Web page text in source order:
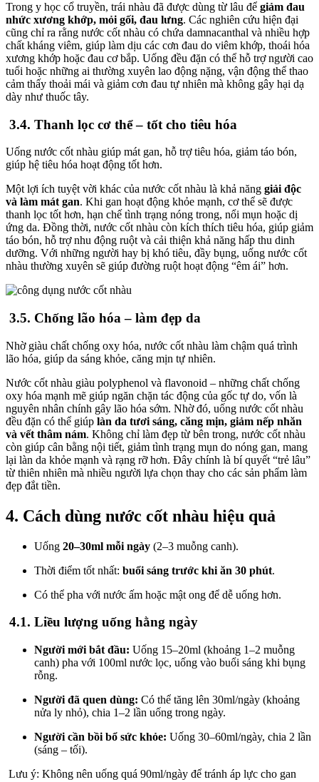
Trong y học cổ truyền, trái nhàu đã được dùng từ lâu để giảm đau
nhức xương khớp, mỏi gối, đau lưng. Các nghiên cứu hiện đại
cũng chỉ ra rằng nước cốt nhàu có chứa damnacanthal và nhiều hợp
chất kháng viêm, giúp làm dịu các cơn đau do viêm khớp, thoái hóa
xương khớp hoặc đau cơ bắp. Uống đều đặn có thể hỗ trợ người cao
tuổi hoặc những ai thường xuyên lao động nặng, vận động thể thao
cảm thấy thoải mái và giảm cơn đau tự nhiên mà không gây hại dạ
dày như thuốc tây.
3.4. Thanh lọc cơ thể – tốt cho tiêu hóa
Uống nước cốt nhàu giúp mát gan, hỗ trợ tiêu hóa, giảm táo bón,
giúp hệ tiêu hóa hoạt động tốt hơn.
Một lợi ích tuyệt vời khác của nước cốt nhàu là khả năng giải độc
và làm mát gan. Khi gan hoạt động khỏe mạnh, cơ thể sẽ được
thanh lọc tốt hơn, hạn chế tình trạng nóng trong, nổi mụn hoặc dị
ứng da. Đồng thời, nước cốt nhàu còn kích thích tiêu hóa, giúp giảm
táo bón, hỗ trợ nhu động ruột và cải thiện khả năng hấp thu dinh
dưỡng. Với những người hay bị khó tiêu, đầy bụng, uống nước cốt
nhàu thường xuyên sẽ giúp đường ruột hoạt động “êm ái” hơn.
3.5. Chống lão hóa – làm đẹp da
Nhờ giàu chất chống oxy hóa, nước cốt nhàu làm chậm quá trình
lão hóa, giúp da sáng khỏe, căng mịn tự nhiên.
Nước cốt nhàu giàu polyphenol và flavonoid – những chất chống
oxy hóa mạnh mẽ giúp ngăn chặn tác động của gốc tự do, vốn là
nguyên nhân chính gây lão hóa sớm. Nhờ đó, uống nước cốt nhàu
đều đặn có thể giúp làn da tươi sáng, căng mịn, giảm nếp nhăn
và vết thâm nám. Không chỉ làm đẹp từ bên trong, nước cốt nhàu
còn giúp cân bằng nội tiết, giảm tình trạng mụn do nóng gan, mang
lại làn da khỏe mạnh và rạng rỡ hơn. Đây chính là bí quyết “trẻ lâu”
từ thiên nhiên mà nhiều người lựa chọn thay cho các sản phẩm làm
đẹp đắt tiền.
4. Cách dùng nước cốt nhàu hiệu quả
Uống 20–30ml mỗi ngày (2–3 muỗng canh).
Thời điểm tốt nhất: buổi sáng trước khi ăn 30 phút.
Có thể pha với nước ấm hoặc mật ong để dễ uống hơn.
4.1. Liều lượng uống hằng ngày
Người mới bắt đầu: Uống 15–20ml (khoảng 1–2 muỗng
canh) pha với 100ml nước lọc, uống vào buổi sáng khi bụng
rỗng.
Người đã quen dùng: Có thể tăng lên 30ml/ngày (khoảng
nửa ly nhỏ), chia 1–2 lần uống trong ngày.
Người cần bồi bổ sức khỏe: Uống 30–60ml/ngày, chia 2 lần
(sáng – tối).
Lưu ý: Không nên uống quá 90ml/ngày để tránh áp lực cho gan